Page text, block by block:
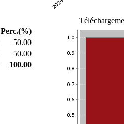
Perc.(%)
50.00
50.00
100.00